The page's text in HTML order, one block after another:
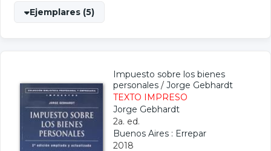
Ejemplares (5)
Impuesto sobre los bienes
personales / Jorge Gebhardt
TEXTO IMPRESO
Jorge Gebhardt
2a. ed.
Buenos Aires : Errepar
2018